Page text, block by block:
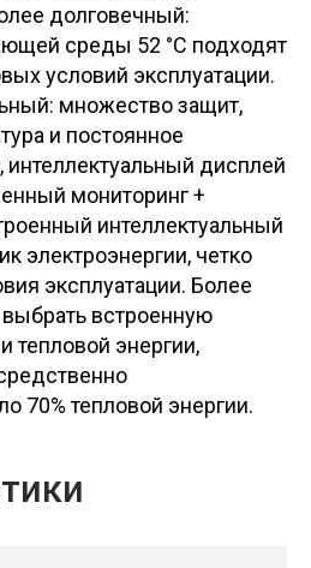
долговечный:
среды 52 °C подходят
условий эксплуатации.
множество защит,
и постоянное
дисплей
мониторинг +
интеллектуальный
электроэнергии, четко
эксплуатации. Более
встроенную
тепловой энергии,
70% тепловой энергии.